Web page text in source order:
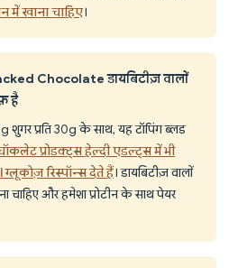
में खाना चाहिए।
Chocolate डायबिटीज़ वालों
है
शुगर प्रति 30g के साथ, यह टॉपिंग ब्लड
प्रोडक्ट्स हेल्दी एडल्ट्स में भी
रिस्पॉन्स देते हैं। डायबिटीज़ वालों
और हमेशा प्रोटीन के साथ पेयर